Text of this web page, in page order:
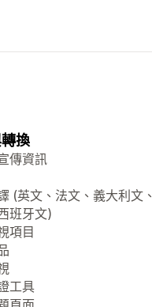
換
傳資訊
(英文、法文、義大利文、
班牙文)
項目
工具